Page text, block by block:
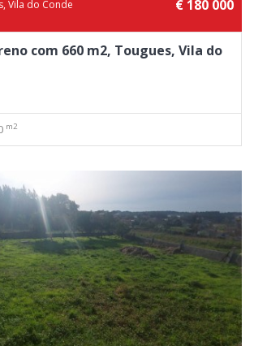
Vila do Conde € 180 000
com 660 m2, Tougues, Vila do
m2